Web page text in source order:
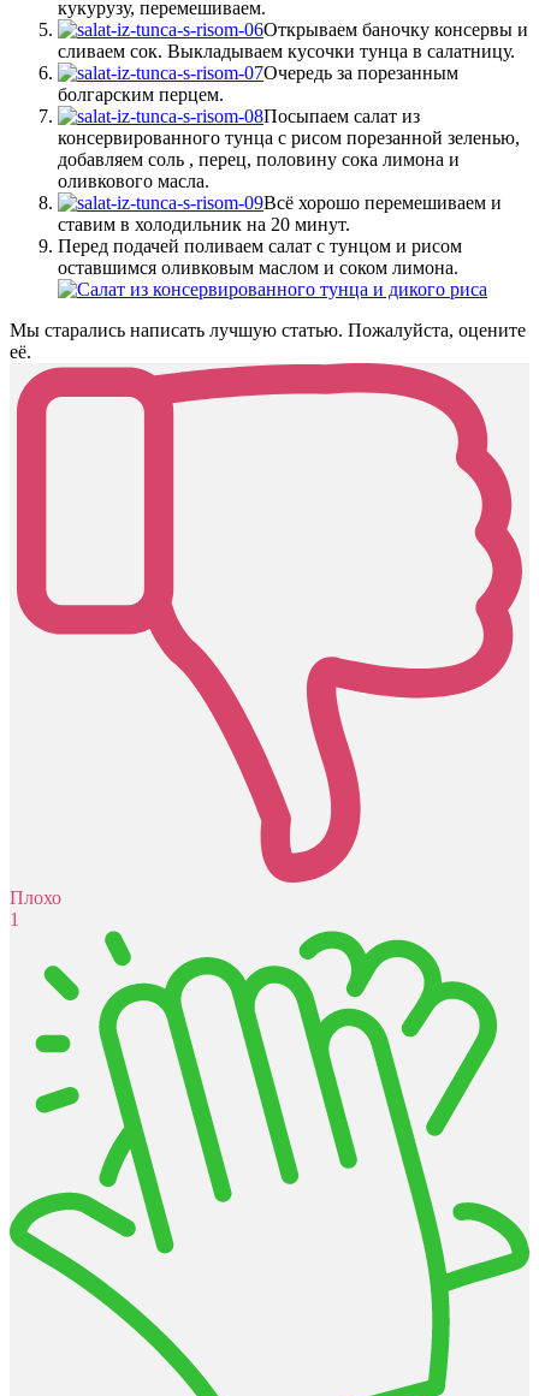
кукурузу, перемешиваем.
Открываем баночку консервы и
сливаем сок. Выкладываем кусочки тунца в салатницу.
Очередь за порезанным
болгарским перцем.
Посыпаем салат из
консервированного тунца с рисом порезанной зеленью,
добавляем соль , перец, половину сока лимона и
оливкового масла.
Всё хорошо перемешиваем и
ставим в холодильник на 20 минут.
Перед подачей поливаем салат с тунцом и рисом
оставшимся оливковым маслом и соком лимона.
Мы старались написать лучшую статью. Пожалуйста, оцените
её.
Плохо
1